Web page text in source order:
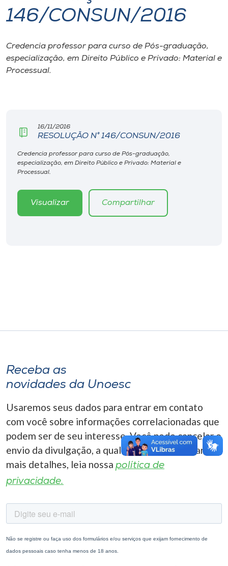
I.nova
Diplomados
Editora
Rádio
o idioma
A-
146/CONSUN/2016
Credencia professor para curso de Pós-graduação,
especialização, em Direito Público e Privado: Material e
Processual.
16/11/2016
RESOLUÇÃO N° 146/CONSUN/2016
Credencia professor para curso de Pós-graduação,
especialização, em Direito Público e Privado: Material e
Processual.
Visualizar Compartilhar
Receba as
novidades da Unoesc
Usaremos seus dados para entrar em contato
com você sobre informações correlacionadas que
podem ser de seu interesse. Você pode cancelar o
envio da divulgação, a qualquer momento. Para
mais detalhes, leia nossa política de
privacidade.